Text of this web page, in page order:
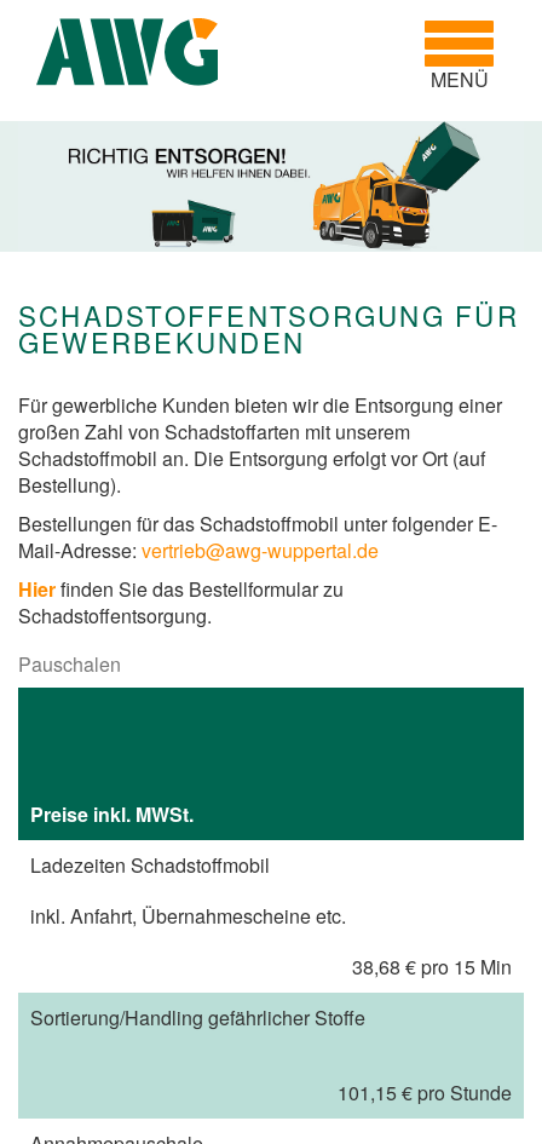
Toggle
MENÜ
SCHADSTOFFENTSORGUNG FÜR
GEWERBEKUNDEN
Für gewerbliche Kunden bieten wir die Entsorgung einer
großen Zahl von Schadstoffarten mit unserem
Schadstoffmobil an. Die Entsorgung erfolgt vor Ort (auf
Bestellung).
Bestellungen für das Schadstoffmobil unter folgender E-
Mail-Adresse: vertrieb@awg-wuppertal.de
Hierfinden Sie das Bestellformular zu
Schadstoffentsorgung.
Pauschalen
Preise inkl. MWSt.
Ladezeiten Schadstoffmobil
inkl. Anfahrt, Übernahmescheine etc.
38,68 € pro 15 Min
Sortierung/Handling gefährlicher Stoffe
101,15 € pro Stunde